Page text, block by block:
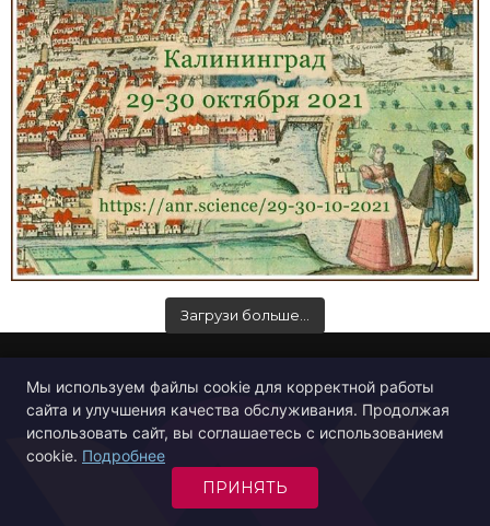
Загрузи больше…
Мы используем файлы cookie для корректной работы
сайта и улучшения качества обслуживания. Продолжая
использовать сайт, вы соглашаетесь с использованием
cookie. Подробнее
ПРИНЯТЬ